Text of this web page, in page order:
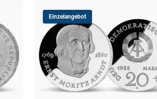
Einzelangebot